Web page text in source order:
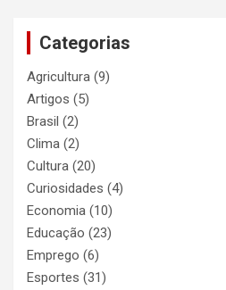
Categorias
Agricultura (9)
Artigos (5)
Brasil (2)
Clima (2)
Cultura (20)
Curiosidades (4)
Economia (10)
Educação (23)
Emprego (6)
Esportes (31)